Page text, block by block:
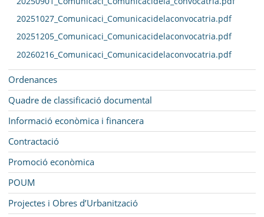
20251027_Comunicaci_Comunicacidelaconvocatria.pdf
20251205_Comunicaci_Comunicacidelaconvocatria.pdf
20260216_Comunicaci_Comunicacidelaconvocatria.pdf
Ordenances
Quadre de classificació documental
Informació econòmica i financera
Contractació
Promoció econòmica
POUM
Projectes i Obres d’Urbanització